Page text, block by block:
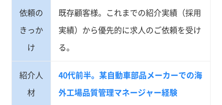
依頼の
きっか
け
既存顧客様。これまでの紹介実績（採用
実績）から優先的に求人のご依頼を受け
る。
紹介人
材
40代前半。某自動車部品メーカーでの海
外工場品質管理マネージャー経験